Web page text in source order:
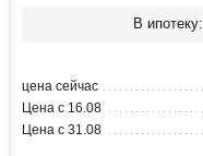
В ипотеку:
цена сейчас
Цена с 16.08
Цена с 31.08